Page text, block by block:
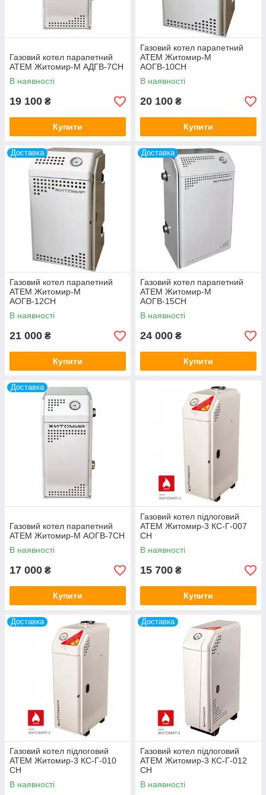
Газовий котел парапетний
АТЕМ Житомир-М АДГВ-7СН
В наявності
19 100 ₴
Купити
Газовий котел парапетний
АТЕМ Житомир-М
АОГВ-10СН
В наявності
20 100 ₴
Купити
Доставка
Газовий котел парапетний
АТЕМ Житомир-М
АОГВ-12СН
В наявності
21 000 ₴
Купити
Доставка
Газовий котел парапетний
АТЕМ Житомир-М
АОГВ-15СН
В наявності
24 000 ₴
Купити
Доставка
Газовий котел парапетний
АТЕМ Житомир-М АОГВ-7СН
В наявності
17 000 ₴
Купити
Газовий котел підлоговий
АТЕМ Житомир-3 КС-Г-007
СН
В наявності
15 700 ₴
Купити
Доставка
Газовий котел підлоговий
АТЕМ Житомир-3 КС-Г-010
СН
В наявності
Доставка
Газовий котел підлоговий
АТЕМ Житомир-3 КС-Г-012
СН
В наявності